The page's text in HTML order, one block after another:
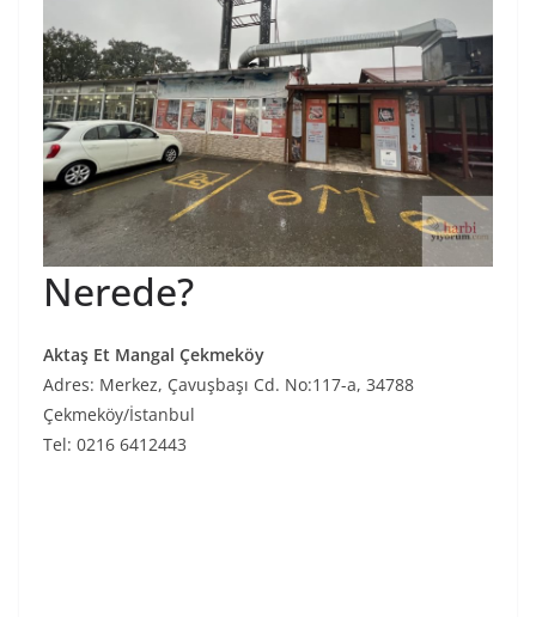
Nerede?
Aktaş Et Mangal Çekmeköy
Adres: Merkez, Çavuşbaşı Cd. No:117-a, 34788
Çekmeköy/İstanbul
Tel: 0216 6412443